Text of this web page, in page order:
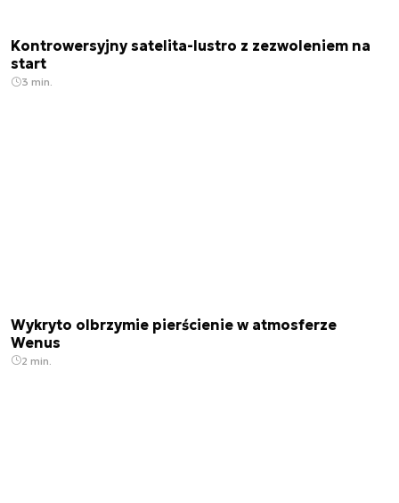
Kontrowersyjny satelita-lustro z zezwoleniem na
start
3 min.
Wykryto olbrzymie pierścienie w atmosferze
Wenus
2 min.